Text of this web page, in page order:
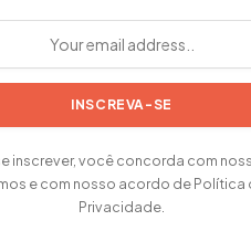
inscrever, você concorda com
e com nosso acordo de Política
Privacidade.